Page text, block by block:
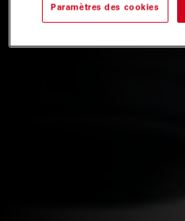
Paramètres des cookies